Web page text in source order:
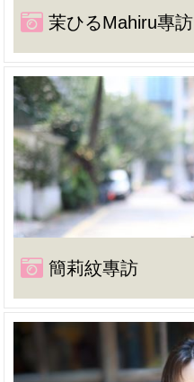
茉ひるMahiru專訪
簡莉紋專訪